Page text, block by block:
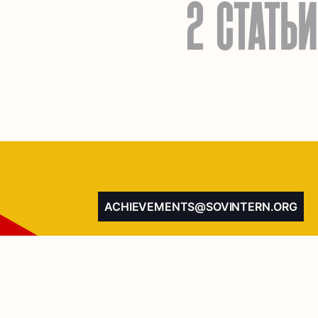
2 СТАТЬИ
ACHIEVEMENTS@SOVINTERN.ORG